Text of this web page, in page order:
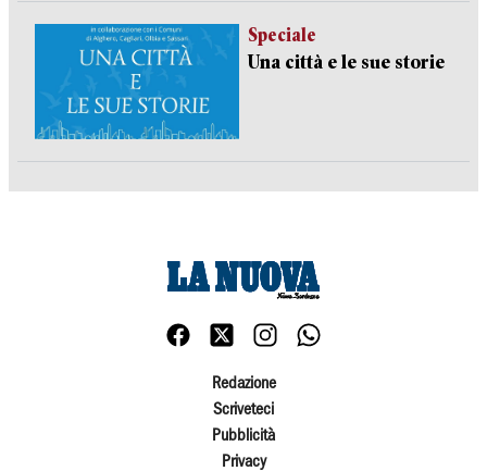
Speciale
Una città e le sue storie
Redazione
Scriveteci
Pubblicità
Privacy